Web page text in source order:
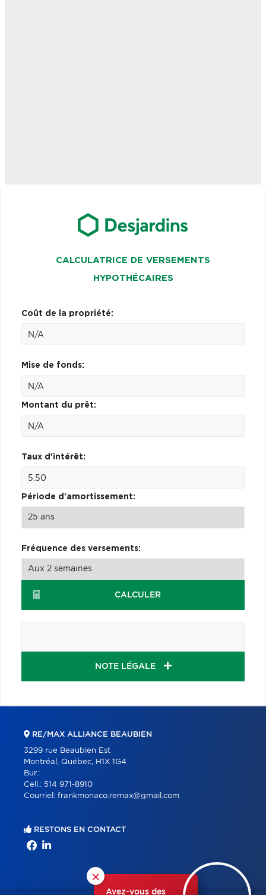
CALCULATRICE DE VERSEMENTS
HYPOTHÉCAIRES
Coût de la propriété:
Mise de fonds:
Montant du prêt:
Taux d'intérêt:
Période d'amortissement:
Fréquence des versements:
CALCULER
NOTE LÉGALE
×
Avez-vous des
RE/MAX ALLIANCE BEAUBIEN
3299 rue Beaubien Est
Montréal, Québec, H1X 1G4
Bur.:
Cell.: 514 971-8910
Courriel: frankmonaco.remax@gmail.com
RESTONS EN CONTACT